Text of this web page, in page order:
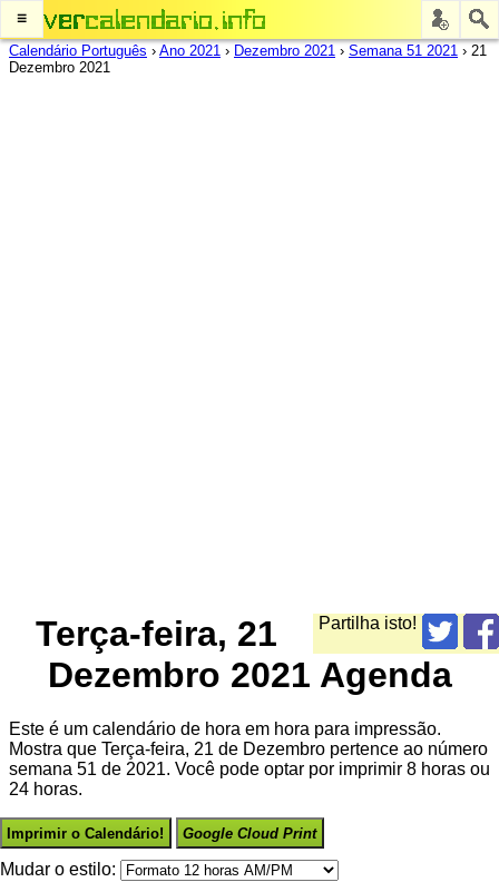
≡
Calendário Português › Ano 2021 › Dezembro 2021 › Semana 51 2021 › 21
Dezembro 2021
Partilha isto!
Terça-feira, 21
Dezembro 2021 Agenda
Este é um calendário de hora em hora para impressão.
Mostra que Terça-feira, 21 de Dezembro pertence ao número
semana 51 de 2021. Você pode optar por imprimir 8 horas ou
24 horas.
Imprimir o Calendário! Google Cloud Print
Mudar o estilo: